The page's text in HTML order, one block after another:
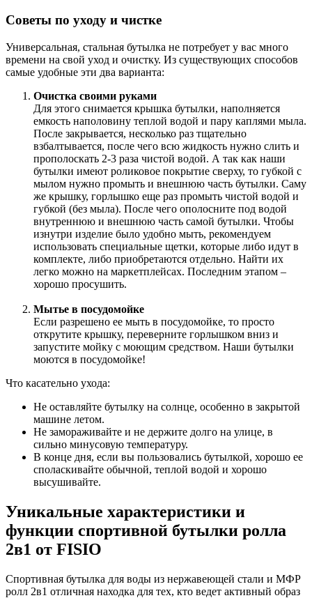
Советы по уходу и чистке
Универсальная, стальная бутылка не потребует у вас много
времени на свой уход и очистку. Из существующих способов
самые удобные эти два варианта:
Очистка своими руками
Для этого снимается крышка бутылки, наполняется
емкость наполовину теплой водой и пару каплями мыла.
После закрывается, несколько раз тщательно
взбалтывается, после чего всю жидкость нужно слить и
прополоскать 2-3 раза чистой водой. А так как наши
бутылки имеют роликовое покрытие сверху, то губкой с
мылом нужно промыть и внешнюю часть бутылки. Саму
же крышку, горлышко еще раз промыть чистой водой и
губкой (без мыла). После чего ополосните под водой
внутреннюю и внешнюю часть самой бутылки. Чтобы
изнутри изделие было удобно мыть, рекомендуем
использовать специальные щетки, которые либо идут в
комплекте, либо приобретаются отдельно. Найти их
легко можно на маркетплейсах. Последним этапом –
хорошо просушить.
Мытье в посудомойке
Если разрешено ее мыть в посудомойке, то просто
открутите крышку, переверните горлышком вниз и
запустите мойку с моющим средством. Наши бутылки
моются в посудомойке!
Что касательно ухода:
Не оставляйте бутылку на солнце, особенно в закрытой
машине летом.
Не замораживайте и не держите долго на улице, в
сильно минусовую температуру.
В конце дня, если вы пользовались бутылкой, хорошо ее
споласкивайте обычной, теплой водой и хорошо
высушивайте.
Уникальные характеристики и
функции спортивной бутылки ролла
2в1 от FISIO
Спортивная бутылка для воды из нержавеющей стали и МФР
ролл 2в1 отличная находка для тех, кто ведет активный образ